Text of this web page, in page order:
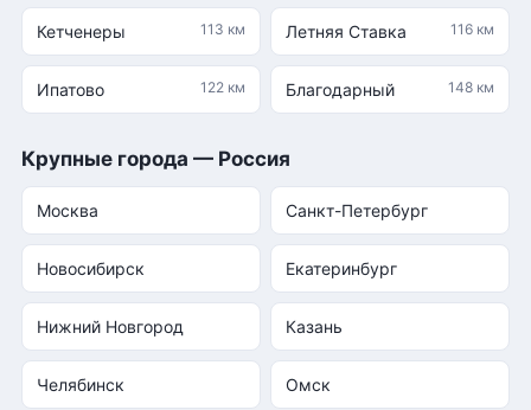
Кетченеры 113 км Летняя Ставка 116 км
Ипатово 122 км Благодарный 148 км
Крупные города — Россия
Москва Санкт-Петербург
Новосибирск Екатеринбург
Нижний Новгород Казань
Челябинск Омск